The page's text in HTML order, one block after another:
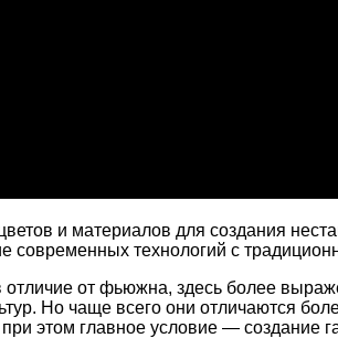
и материалов для создания
современных технологий с
от фьюжна, здесь более
Но чаще всего они отличаются
этом главное условие — создание